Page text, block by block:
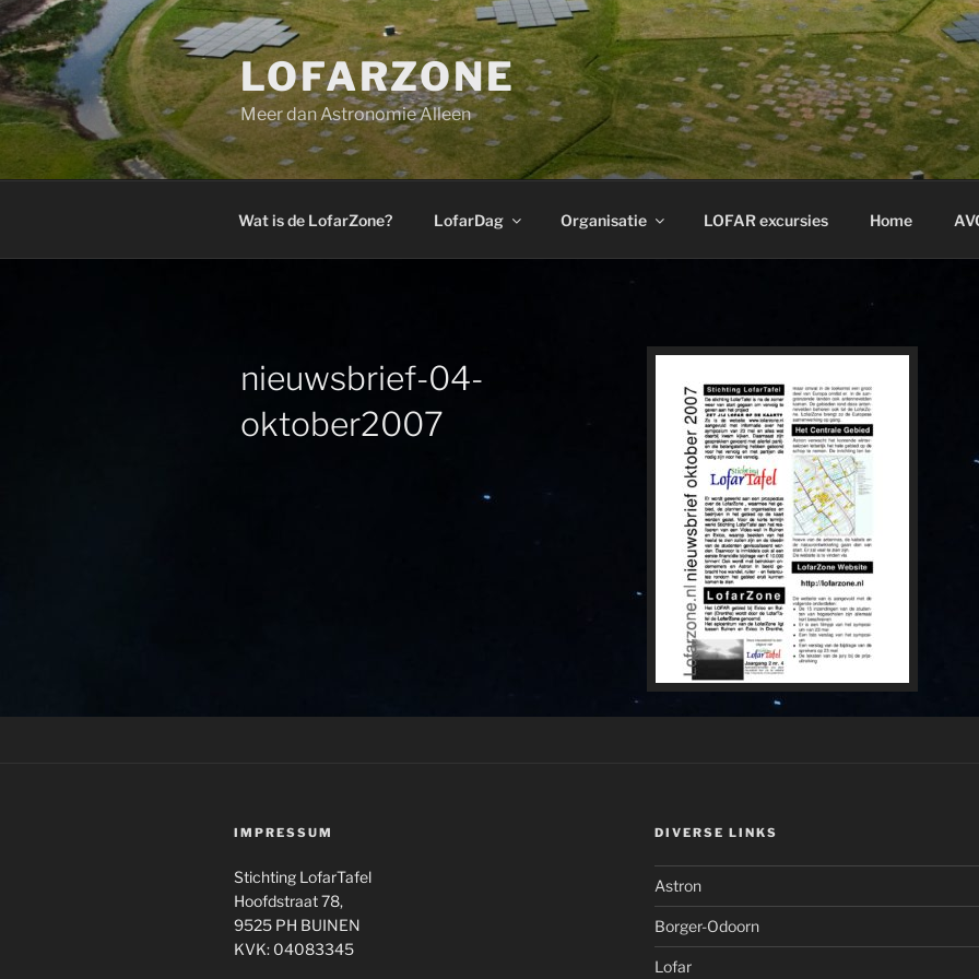
Ga
naar
de
inhoud
LOFARZONE
Meer dan Astronomie Alleen
Wat is de LofarZone? LofarDag Organisatie LOFAR excursies Home
nieuwsbrief-04-
oktober2007
IMPRESSUM
Stichting LofarTafel
Hoofdstraat 78,
9525 PH BUINEN
KVK: 04083345
DIVERSE LINKS
Astron
Borger-Odoorn
Lofar